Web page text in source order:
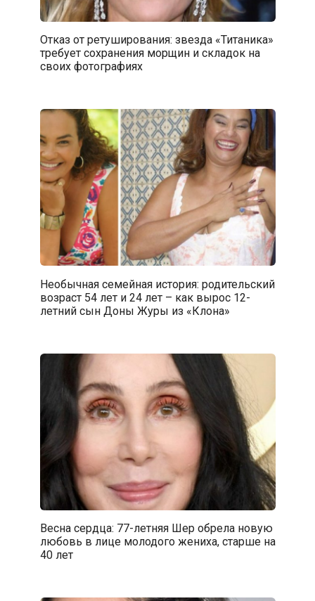
Отказ от ретуширования: звезда «Титаника»
требует сохранения морщин и складок на
своих фотографиях
Необычная семейная история: родительский
возраст 54 лет и 24 лет – как вырос 12-
летний сын Доны Журы из «Клона»
Весна сердца: 77-летняя Шер обрела новую
любовь в лице молодого жениха, старше на
40 лет